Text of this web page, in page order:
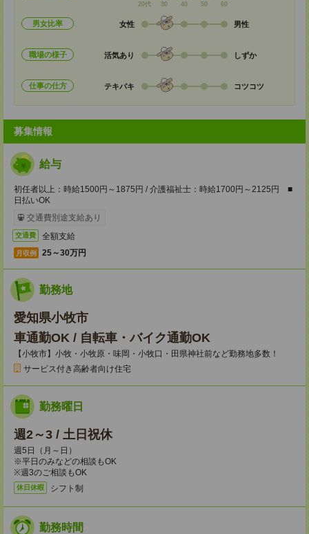
20代 30 40 50 60
男女比率 女性 男性
職場の様子 活気あり しずか
仕事の仕方 テキパキ コツコツ
募集情報
給与
初任者以上：時給1500円～1875円 / 介護福祉士：時給1700円～2125円 ■
日払いOK
交通費別途支給あり
交通費 全額支給
月収例 25～30万円
勤務地
愛知県小牧市
車通勤OK / 自転車・バイク通勤OK
【小牧市】小牧・小牧原・味岡・小牧口・田県神社前など勤務地多数！
サービス付き高齢者向け住宅
勤務曜日
週2～3 / 土日祝休
週5日（月～日）
※平日のみなどの相談もOK
※週3のご相談もOK
休日休暇 シフト制
勤務時間